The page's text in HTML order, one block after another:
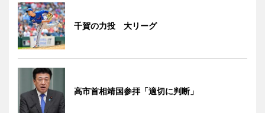
千賀の力投 大リーグ
高市首相靖国参拝「適切に判断」